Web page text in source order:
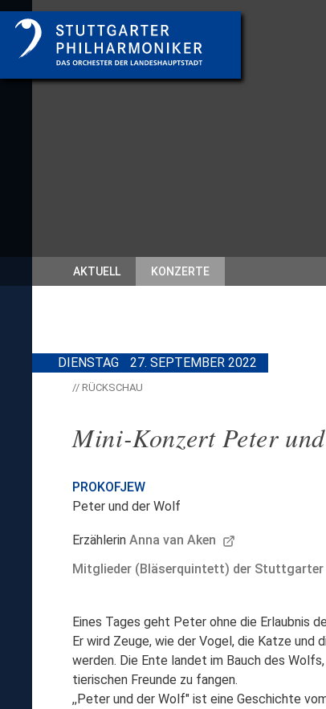
AKTUELL KONZERTE
DIENSTAG 27. SEPTEMBER 2022
// RÜCKSCHAU
Mini-Konzert Peter
PROKOFJEW
Peter und der Wolf
Erzählerin Anna van Aken
Mitglieder (Bläserquintett) der Stuttgarter
Eines Tages geht Peter ohne die Erlaubnis
Er wird Zeuge, wie der Vogel, die Katze
werden. Die Ente landet im Bauch des
tierischen Freunde zu fangen.
,,Peter und der Wolf" ist eine Geschichte